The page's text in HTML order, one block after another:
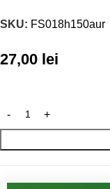
SKU: FS018h150aur
27,00 lei